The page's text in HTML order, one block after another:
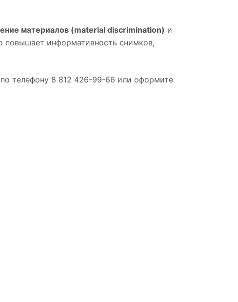
материалов (material discrimination) и
повышает информативность снимков,
телефону 8 812 426-99-66 или оформите